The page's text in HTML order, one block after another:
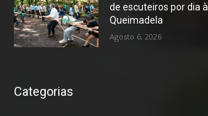
de escuteiros por dia
Queimadela
Agosto 6, 2026
Categorias